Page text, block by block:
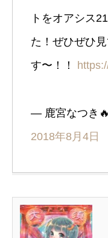
トをオアシス
た！ぜひぜひ
す〜！！
— 鹿宮なつき
2018年8月4日